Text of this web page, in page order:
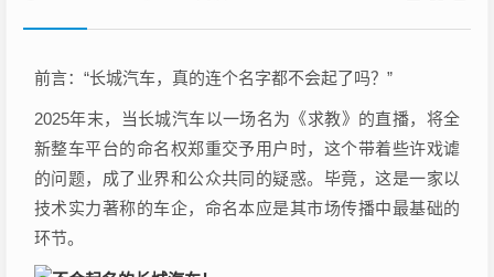
前言：“长城汽车，真的连个名字都不会起了吗？”
2025年末，当长城汽车以一场名为《求教》的直播，将全
新整车平台的命名权郑重交予用户时，这个带着些许戏谑
的问题，成了业界和公众共同的疑惑。毕竟，这是一家以
技术实力著称的车企，命名本应是其市场传播中最基础的
环节。